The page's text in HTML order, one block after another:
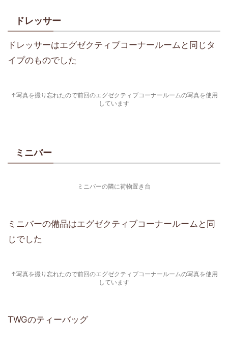
ドレッサー
ドレッサーはエグゼクティブコーナールームと同じタ
イプのものでした
↑写真を撮り忘れたので前回のエグゼクティブコーナールームの写真を使用
しています
ミニバー
ミニバーの隣に荷物置き台
ミニバーの備品はエグゼクティブコーナールームと同
じでした
↑写真を撮り忘れたので前回のエグゼクティブコーナールームの写真を使用
しています
TWGのティーバッグ